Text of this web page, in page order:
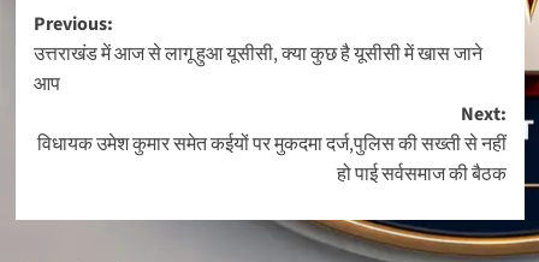
Post
navigation
Previous:
उत्तराखंड में आज से लागू हुआ यूसीसी, क्या कुछ है यूसीसी में खास जाने
आप
Next:
विधायक उमेश कुमार समेत कईयों पर मुकदमा दर्ज,पुलिस की सख्ती से नहीं
हो पाई सर्वसमाज की बैठक